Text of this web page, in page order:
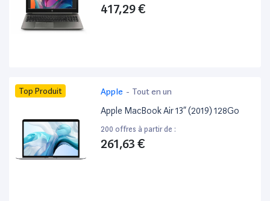
417,29 €
Top Produit Apple - Tout en un
Apple MacBook Air 13” (2019) 128Go
200 offres à partir de :
261,63 €